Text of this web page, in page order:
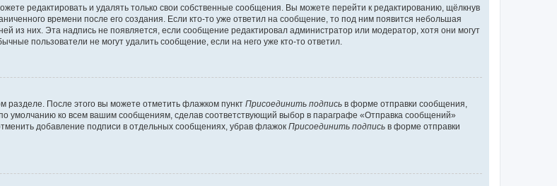
редактировать и удалять только свои собственные сообщения. Вы можете перейти к редактированию, щёлкнув
времени после его создания. Если кто-то уже ответил на сообщение, то под ним появится небольшая
из них. Эта надпись не появляется, если сообщение редактировал администратор или модератор, хотя они могут
пользователи не могут удалить сообщение, если на него уже кто-то ответил.
разделе. После этого вы можете отметить флажком пункт Присоединить подпись в форме отправки сообщения,
умолчанию ко всем вашим сообщениям, сделав соответствующий выбор в параграфе «Отправка сообщений»
добавление подписи в отдельных сообщениях, убрав флажок Присоединить подпись в форме отправки